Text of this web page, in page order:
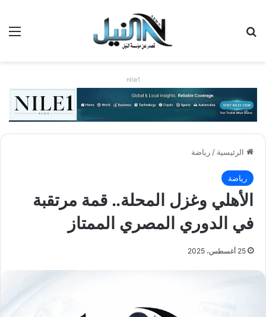
nile1
الرئيسية /رياضة
رياضة
الأهلي وغزل المحلة.. قمة مرتقبة
في الدوري المصري الممتاز
25 أغسطس، 2025